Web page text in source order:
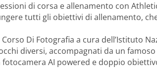
di corsa e allenamento con
tutti gli obiettivi di allenamento,
Corso Di Fotografia a cura dell’Istituto
diversi, accompagnati da un
AI powered e doppio